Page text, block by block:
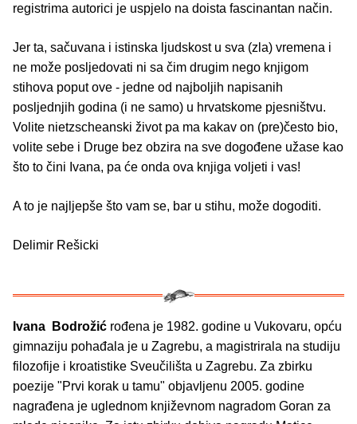
registrima autorici je uspjelo na doista fascinantan način.
Jer ta, sačuvana i istinska ljudskost u sva (zla) vremena i
ne može posljedovati ni sa čim drugim nego knjigom
stihova poput ove - jedne od najboljih napisanih
posljednjih godina (i ne samo) u hrvatskome pjesništvu.
Volite nietzscheanski život pa ma kakav on (pre)često bio,
volite sebe i Druge bez obzira na sve dogođene užase kao
što to čini Ivana, pa će onda ova knjiga voljeti i vas!
A to je najljepše što vam se, bar u stihu, može dogoditi.
Delimir Rešicki
Ivana Bodrožić rođena je 1982. godine u Vukovaru, opću
gimnaziju pohađala je u Zagrebu, a magistrirala na studiju
filozofije i kroatistike Sveučilišta u Zagrebu. Za zbirku
poezije "Prvi korak u tamu" objavljenu 2005. godine
nagrađena je uglednom književnom nagradom Goran za